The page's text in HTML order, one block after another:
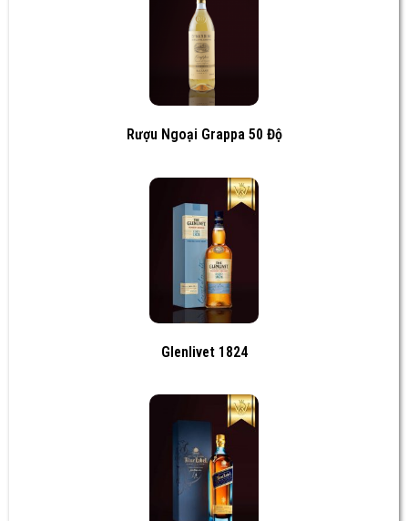
Rượu Ngoại Grappa 50 Độ
Glenlivet 1824